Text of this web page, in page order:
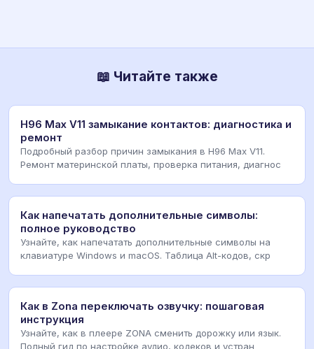
📖 Читайте также
H96 Max V11 замыкание контактов: диагностика и
ремонт
Подробный разбор причин замыкания в H96 Max V11.
Ремонт материнской платы, проверка питания, диагнос
Как напечатать дополнительные символы:
полное руководство
Узнайте, как напечатать дополнительные символы на
клавиатуре Windows и macOS. Таблица Alt-кодов, скр
Как в Zona переключать озвучку: пошаговая
инструкция
Узнайте, как в плеере ZONA сменить дорожку или язык.
Полный гид по настройке аудио, кодеков и устран